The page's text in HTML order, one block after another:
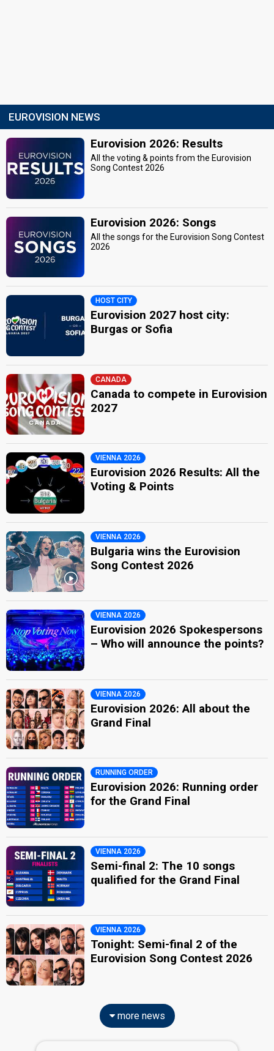
EUROVISION NEWS
Eurovision 2026: Results
All the voting & points from the Eurovision
Song Contest 2026
Eurovision 2026: Songs
All the songs for the Eurovision Song Contest
2026
HOST CITY
Eurovision 2027 host city:
Burgas or Sofia
CANADA
Canada to compete in Eurovision
2027
VIENNA 2026
Eurovision 2026 Results: All the
Voting & Points
VIENNA 2026
Bulgaria wins the Eurovision
Song Contest 2026
VIENNA 2026
Eurovision 2026 Spokespersons
– Who will announce the points?
VIENNA 2026
Eurovision 2026: All about the
Grand Final
RUNNING ORDER
Eurovision 2026: Running order
for the Grand Final
VIENNA 2026
Semi-final 2: The 10 songs
qualified for the Grand Final
VIENNA 2026
Tonight: Semi-final 2 of the
Eurovision Song Contest 2026
more news